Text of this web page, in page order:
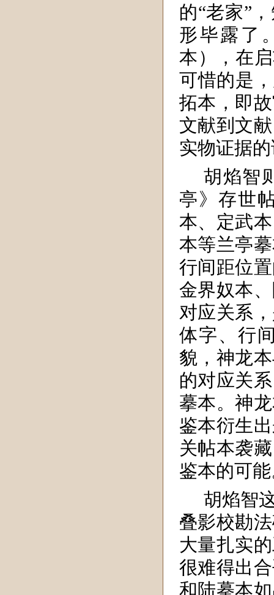
的“老家”
形毕露了
本），在
可惜的是
拓本，即
文献到文
实物证据
胡焰智
亭》存世
本、定武
本等兰亭
行间距位
金界奴本
对应关系
体字、行
貌，神龙
的对应关
摹本。神
鉴本衍生
关帖本袭
鉴本的可
胡焰智
叠影校勘
大量扎实
很难得出
和陆摹本